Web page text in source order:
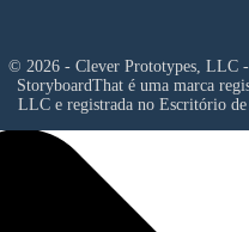
© 2026 - Clever Prototypes, LLC -
StoryboardThat é uma marca
LLC e registrada no Escritório